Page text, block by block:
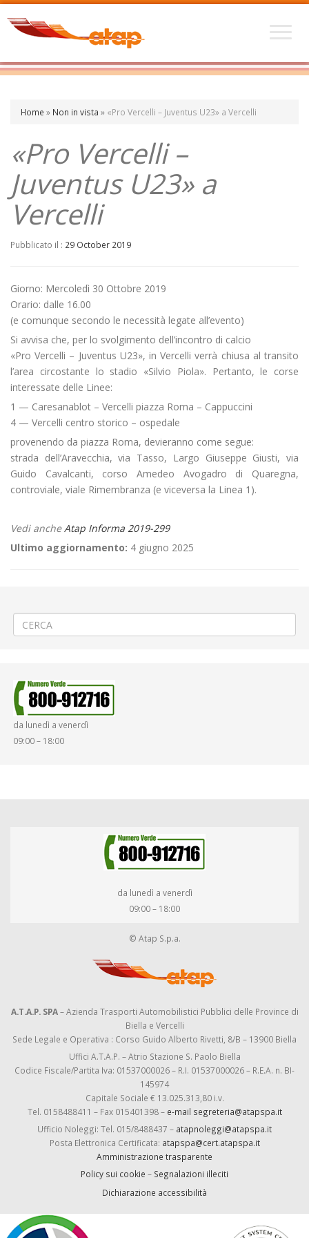
Home » Non in vista » «Pro Vercelli – Juventus U23» a Vercelli
«Pro Vercelli –
Juventus U23» a
Vercelli
Pubblicato il : 29 October 2019
Giorno: Mercoledì 30 Ottobre 2019
Orario: dalle 16.00
(e comunque secondo le necessità legate all’evento)
Si avvisa che, per lo svolgimento dell’incontro di calcio
«Pro Vercelli – Juventus U23», in Vercelli verrà chiusa al transito
l’area circostante lo stadio «Silvio Piola». Pertanto, le corse
interessate delle Linee:
1 — Caresanablot – Vercelli piazza Roma – Cappuccini
4 — Vercelli centro storico – ospedale
provenendo da piazza Roma, devieranno come segue:
strada dell’Aravecchia, via Tasso, Largo Giuseppe Giusti, via
Guido Cavalcanti, corso Amedeo Avogadro di Quaregna,
controviale, viale Rimembranza (e viceversa la Linea 1).
Vedi ancheAtap Informa 2019-299
Ultimo aggiornamento: 4 giugno 2025
da lunedì a venerdì
09:00 – 18:00
da lunedì a venerdì
09:00 – 18:00
© Atap S.p.a.
A.T.A.P. SPA– Azienda Trasporti Automobilistici Pubblici delle Province di
Biella e Vercelli
Sede Legale e Operativa : Corso Guido Alberto Rivetti, 8/B – 13900 Biella
Uffici A.T.A.P. – Atrio Stazione S. Paolo Biella
Codice Fiscale/Partita Iva: 01537000026 – R.I. 01537000026 – R.E.A. n. BI-
145974
Capitale Sociale € 13.025.313,80 i.v.
Tel. 0158488411 – Fax 015401398 – e-mail segreteria@atapspa.it
Ufficio Noleggi: Tel. 015/8488437 – atapnoleggi@atapspa.it
Posta Elettronica Certificata: atapspa@cert.atapspa.it
Amministrazione trasparente
Policy sui cookie – Segnalazioni illeciti
Dichiarazione accessibilità